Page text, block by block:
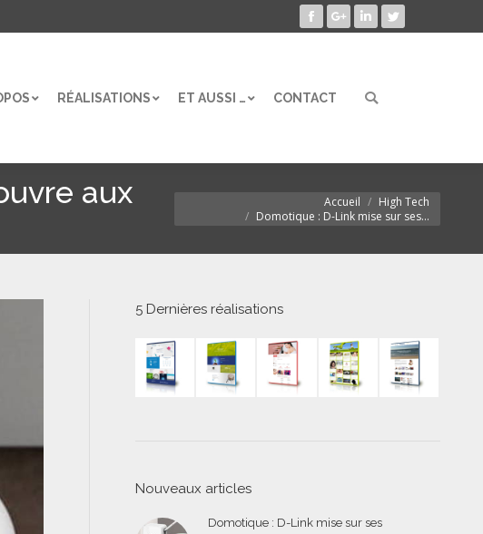
Facebook
Google+LinkedInTwitter
RÉALISATIONS ET AUSSI … CONTACT Search:
aux
Accueil
High Tech
Domotique : D-Link mise sur ses…
5 Dernières réalisations
Nouveaux articles
Domotique : D-Link mise sur ses